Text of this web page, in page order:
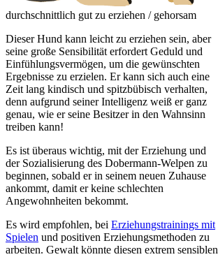
durchschnittlich gut zu erziehen / gehorsam
Dieser Hund kann leicht zu erziehen sein, aber
seine große Sensibilität erfordert Geduld und
Einfühlungsvermögen, um die gewünschten
Ergebnisse zu erzielen. Er kann sich auch eine
Zeit lang kindisch und spitzbübisch verhalten,
denn aufgrund seiner Intelligenz weiß er ganz
genau, wie er seine Besitzer in den Wahnsinn
treiben kann!
Es ist überaus wichtig, mit der Erziehung und
der Sozialisierung des Dobermann-Welpen zu
beginnen, sobald er in seinem neuen Zuhause
ankommt, damit er keine schlechten
Angewohnheiten bekommt.
Es wird empfohlen, bei Erziehungstrainings mit
Spielen und positiven Erziehungsmethoden zu
arbeiten. Gewalt könnte diesen extrem sensiblen